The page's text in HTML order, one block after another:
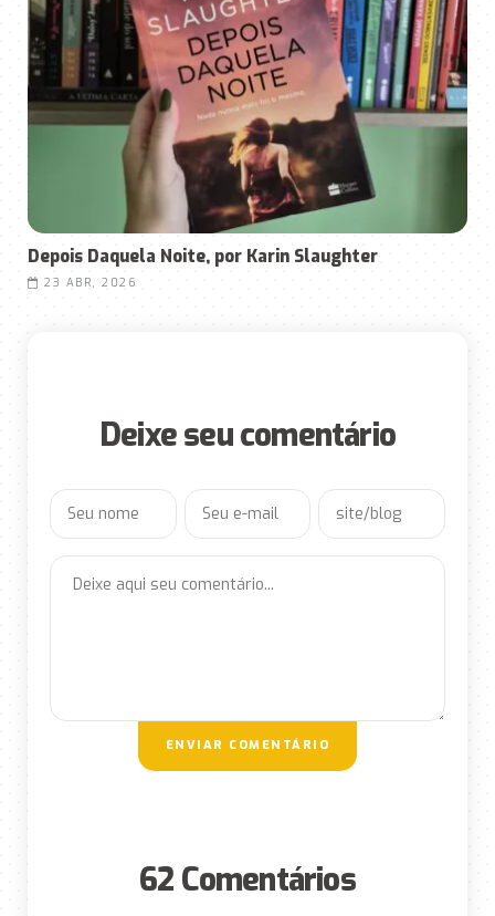
Depois Daquela Noite, por Karin Slaughter
23 ABR, 2026
Deixe seu comentário
ENVIAR COMENTÁRIO
62 Comentários